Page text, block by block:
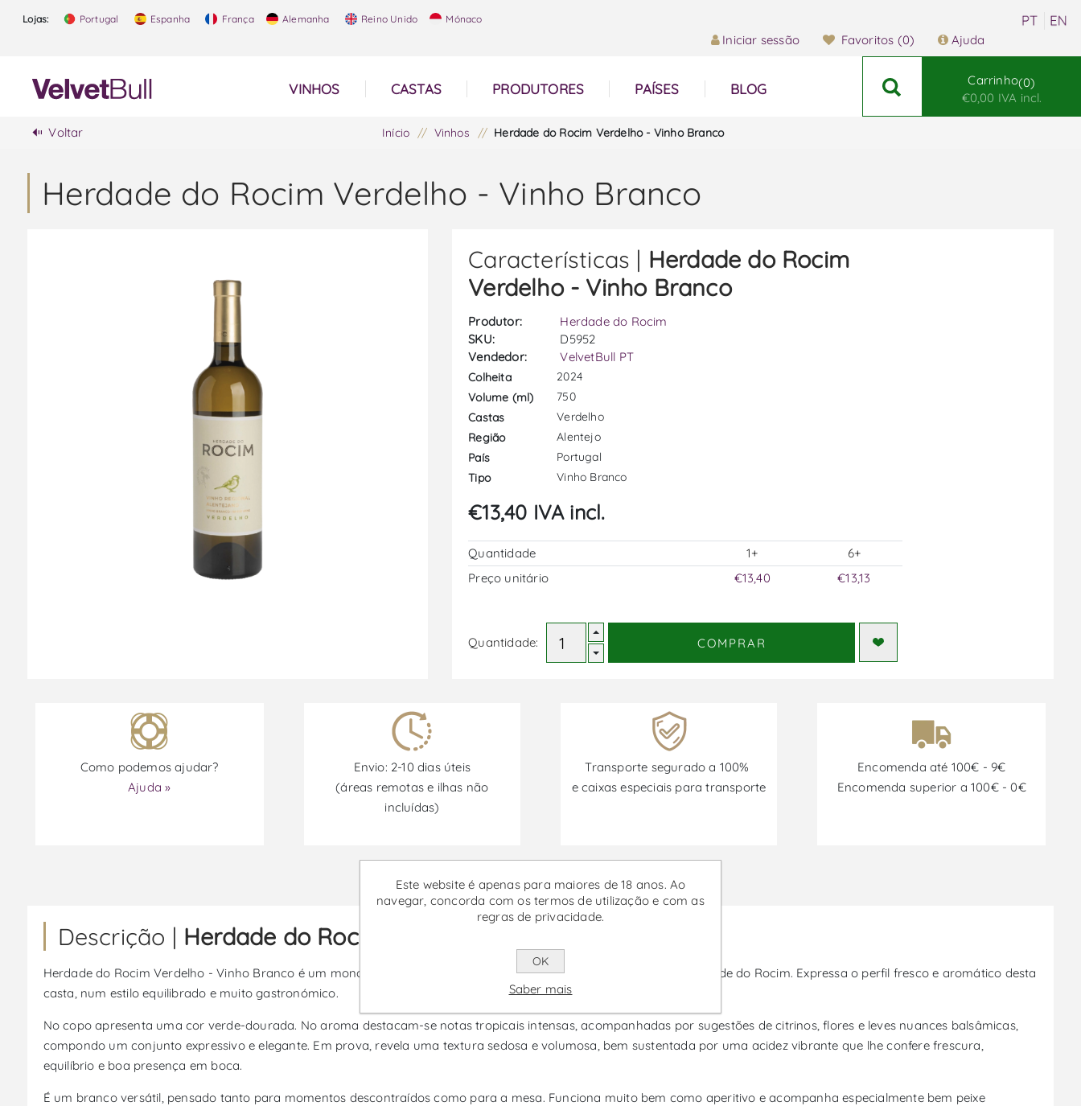
Lojas: Portugal Espanha França Alemanha Reino Unido Mónaco
Iniciar sessão Favoritos (0) Ajuda
VINHOS CASTAS PRODUTORES PAÍSES BLOG
Carrinho 0
€0,00 IVA incl.
Voltar Início / Vinhos / Herdade do Rocim Verdelho - Vinho Branco
Herdade do Rocim Verdelho - Vinho Branco
Características | Herdade do Rocim
Verdelho - Vinho Branco
Produtor:
Herdade do Rocim
SKU:
D5952
Vendedor:
VelvetBull PT
Colheita
2024
Volume (ml)
750
Castas
Verdelho
Região
Alentejo
País
Portugal
Tipo
Vinho Branco
€13,40 IVA incl.
Quantidade 1+
6+
Preço unitário
€13,40 €13,13
Quantidade: COMPRAR
Como podemos ajudar?
Ajuda »
Envio: 2-10 dias úteis
(áreas remotas e ilhas não
incluídas)
Transporte segurado a 100%
e caixas especiais para transporte
Encomenda até 100€ - 9€
Encomenda superior a 100€ - 0€
Descrição | Herdade do Rocim Verdelho - Vinho Branco
Herdade do Rocim Verdelho - Vinho Branco é um monocasta de Verdelho da região do Alentejo, produzido por Herdade do Rocim. Expressa o perfil fresco e aromático desta
casta, num estilo equilibrado e muito gastronómico.
No copo apresenta uma cor verde-dourada. No aroma destacam-se notas tropicais intensas, acompanhadas por sugestões de citrinos, flores e leves nuances balsâmicas,
compondo um conjunto expressivo e elegante. Em prova, revela uma textura sedosa e volumosa, bem sustentada por uma acidez vibrante que lhe confere frescura,
equilíbrio e boa presença em boca.
É um branco versátil, pensado tanto para momentos descontraídos como para a mesa. Funciona muito bem como aperitivo e acompanha especialmente bem peixe
Este website é apenas para maiores de 18 anos. Ao
navegar, concorda com os termos de utilização e com as
regras de privacidade.
OK
Saber mais